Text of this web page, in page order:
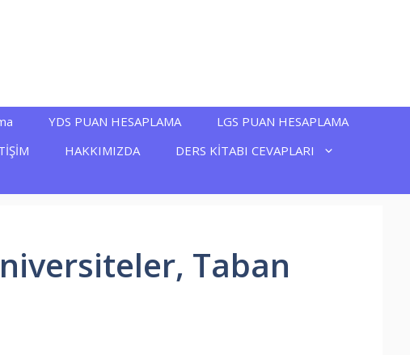
YDS PUAN HESAPLAMA
LGS PUAN HESAPLAMA
HAKKIMIZDA DERS KİTABI CEVAPLARI
Taban